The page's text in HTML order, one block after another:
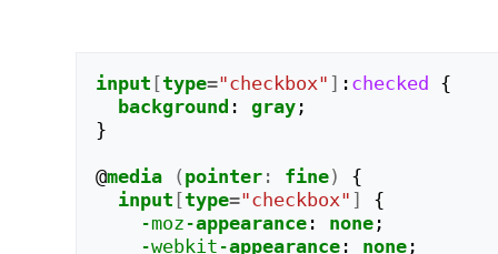
input [type="checkbox" ] : checked {
background : gray;
}
@media ( pointer: fine)
{
input [type="checkbox" ]
{
-moz-appearance: none;
-webkit-appearance: none;